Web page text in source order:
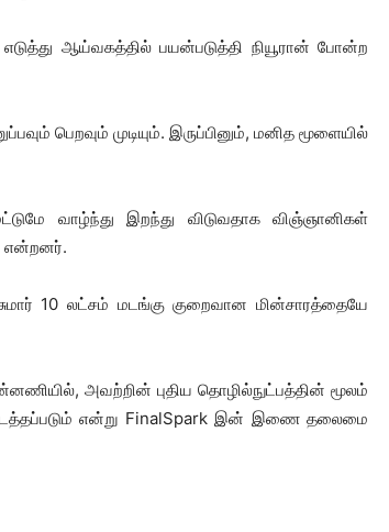
ஆய்வகத்தில் பயன்படுத்தி நியூரான் போன்ற
பெறவும் முடியும். இருப்பினும், மனித மூளையில்
வாழ்ந்து இறந்து விடுவதாக விஞ்ஞானிகள்
என்றனர்.
10 லட்சம் மடங்கு குறைவான மின்சாரத்தையே
அவற்றின் புதிய தொழில்நுட்பத்தின் மூலம்
என்று FinalSpark இன் இணை தலைமை